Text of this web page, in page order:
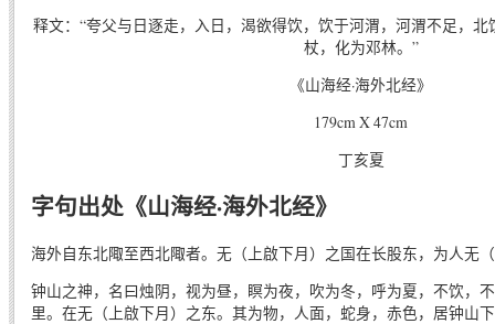
释文：“夸父与日逐走，入日，渴欲得饮，饮于河渭，河渭不足，
杖，化为邓林。”
《山海经·海外北经》
179cm X 47cm
丁亥夏
字句出处《山海经·海外北经》
海外自东北陬至西北陬者。无（上啟下月）之国在长股东，为人无
钟山之神，名曰烛阴，视为昼，瞑为夜，吹为冬，呼为夏，不饮，
里。在无（上啟下月）之东。其为物，人面，蛇身，赤色，居钟山